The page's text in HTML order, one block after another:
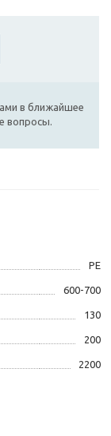
в ближайшее
вопросы.
PE
600-700
130
200
2200